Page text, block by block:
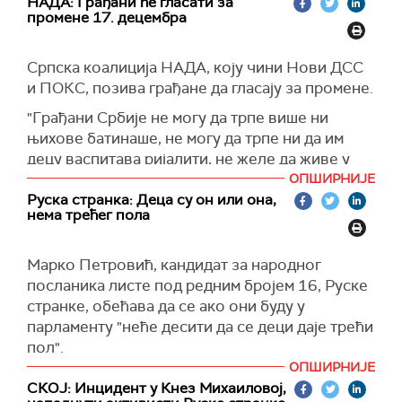
шансу да изразе своје погледе на отворен и
конструктиван начин и да ће довести до већег
великог броја посматрача ОЕБС-а у мисији
показује нашу солидарност са народом
Србије", поручила је Карими.
Осим ОЕБС-а, своје представнике имаће и
Савет Европе и Европски парламент, а
закључке ће објавити на конференцији за
новинаре дан после избора, 18. децембра.
су јуче Јужни Банат.
државотворни савез Заветника и Двери
гарант да ће Србија одбранити свој Устав и
промене 17. децембра
Српска коалиција НАДА, коју чини Нови ДСС
и ПОКС, позива грађане да гласају за промене.
"Грађани Србије не могу да трпе више ни
њихове батинаше, не могу да трпе ни да им
децу васпитава ријалити, не желе да живе у
партијској држави где је све везано за једну
странку, која није заслужила да води ниједну
самоуслугу, а камоли државу и зато ће гласати
промена у свим овим областима које сам
набројао. Народ хоће државу у којој ће се
осећати сигурно и која ће му бити мајка, а не
маћеха", изјавио је председник ПОКС-а и један
од лидера коалиције НАДА Војислав
Михаиловић.
ОПШИРНИЈЕ
Руска странка: Деца су он или она,
нема трећег пола
Марко Петровић, кандидат за народног
посланика листе под редним бројем 16, Руске
странке, обећава да се ако они буду у
парламенту "неће десити да се деци даје трећи
пол".
"У складу са традиционалном Србијом и
примером Владимира Путина, обећава
ОПШИРНИЈЕ
СКОЈ: Инцидент у Кнез Михаиловој,